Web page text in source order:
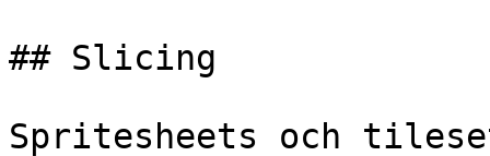
## Slicing
Spritesheets och